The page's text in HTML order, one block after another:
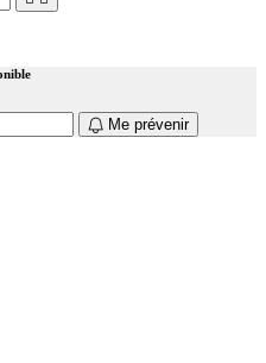
Me prévenir